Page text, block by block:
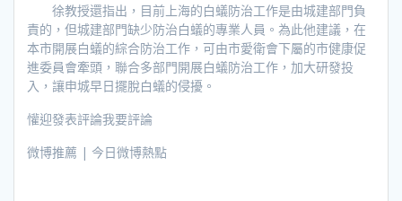
徐教授還指出，目前上海的白蟻防治工作是由城建部門負
責的，但城建部門缺少防治白蟻的專業人員。為此他建議，在
本市開展白蟻的綜合防治工作，可由市愛衛會下屬的市健康促
進委員會牽頭，聯合多部門開展白蟻防治工作，加大研發投
入，讓申城早日擺脫白蟻的侵擾。
懽迎發表評論我要評論
微博推薦 | 今日微博熱點